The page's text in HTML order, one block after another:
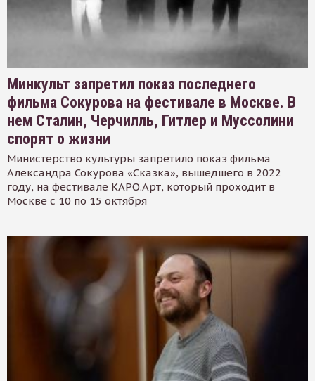
Минкульт запретил показ последнего
фильма Сокурова на фестивале в Москве. В
нем Сталин, Черчилль, Гитлер и Муссолини
спорят о жизни
Министерство культуры запретило показ фильма
Александра Сокурова «Сказка», вышедшего в 2022
году, на фестивале КАРО.Арт, который проходит в
Москве с 10 по 15 октября